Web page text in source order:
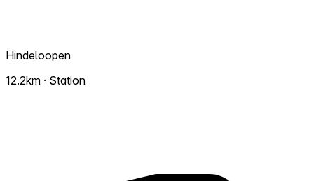
Hindeloopen
12.2km · Station